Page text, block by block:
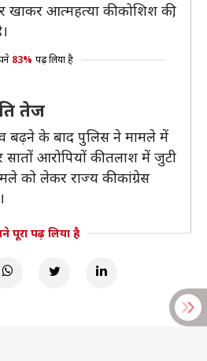
खाकर आत्महत्या की कोशिश की,
83% पढ़ लिया है
तेज
बढ़ने के बाद पुलिस ने मामले में
आरोपियों की तलाश में जुटी
को लेकर राज्य की कांग्रेस
पूरा पढ़ लिया है